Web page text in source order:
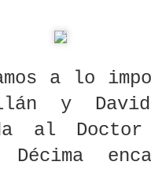
a lo
y
al